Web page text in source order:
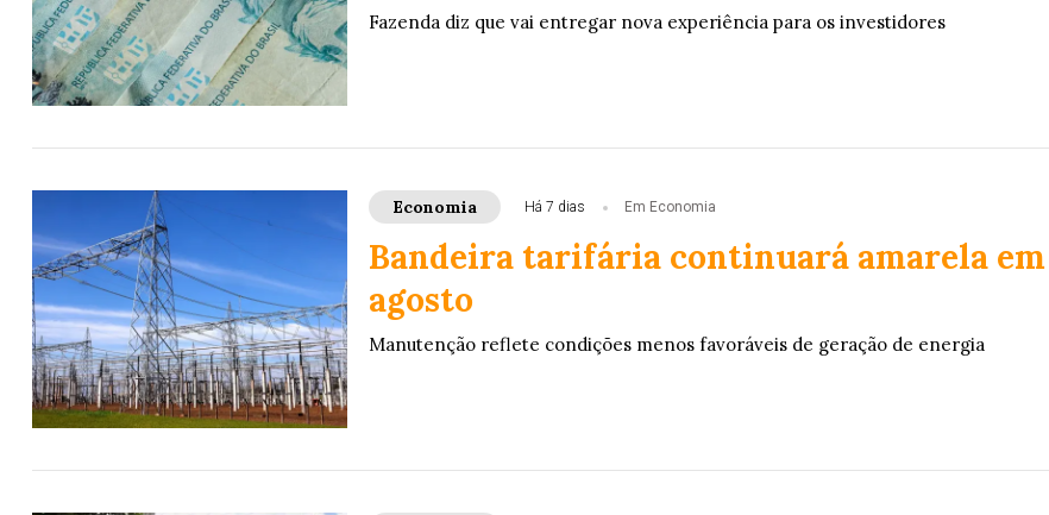
Fazenda diz que vai entregar nova experiência para os investidores
Economia Há 7 dias Em Economia
Bandeira tarifária continuará amarela em
agosto
Manutenção reflete condições menos favoráveis de geração de energia